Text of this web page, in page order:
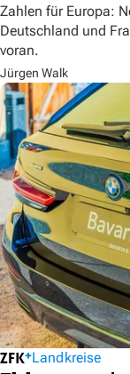
Zahlen für Europa:
Deutschland und
voran.
Jürgen Walk
Landkreise